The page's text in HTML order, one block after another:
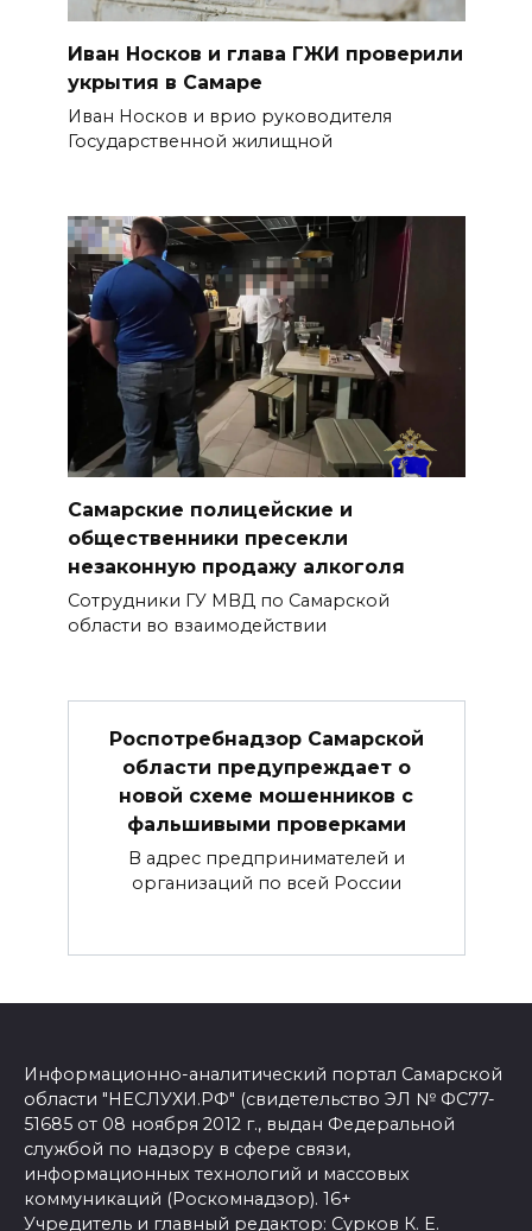
Иван Носков и глава ГЖИ проверили
укрытия в Самаре
Иван Носков и врио руководителя
Государственной жилищной
Самарские полицейские и
общественники пресекли
незаконную продажу алкоголя
Сотрудники ГУ МВД по Самарской
области во взаимодействии
Роспотребнадзор Самарской
области предупреждает о
новой схеме мошенников с
фальшивыми проверками
В адрес предпринимателей и
организаций по всей России
Информационно-аналитический портал Самарской
области "НЕСЛУХИ.РФ" (свидетельство ЭЛ № ФС77-
51685 от 08 ноября 2012 г., выдан Федеральной
службой по надзору в сфере связи,
информационных технологий и массовых
коммуникаций (Роскомнадзор). 16+
Учредитель и главный редактор: Сурков К. Е.